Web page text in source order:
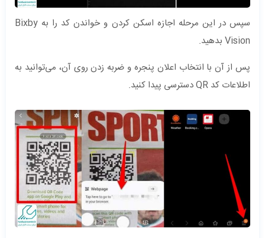
سپس در این مرحله اجازه اسکن کردن و خواندن کد را به Bixby
Vision بدهید.
پس از آن با انتخاب اعلان پنجره و ضربه زدن روی آن، می‌توانید به
اطلاعات کد QR دسترسی پیدا کنید.